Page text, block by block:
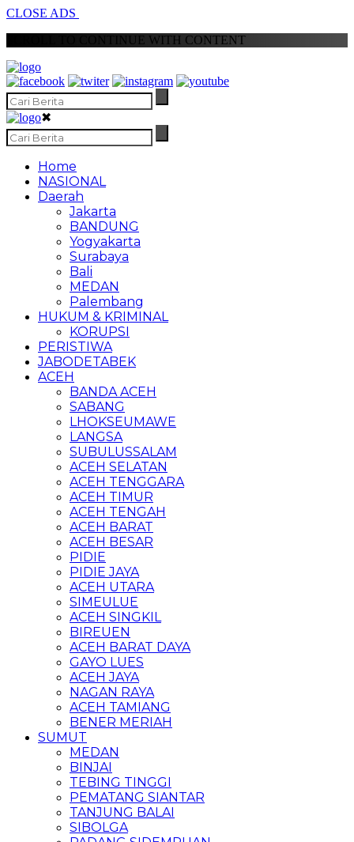
CLOSE ADS
SCROLL TO CONTINUE WITH CONTENT
✖
Home
NASIONAL
Daerah
Jakarta
BANDUNG
Yogyakarta
Surabaya
Bali
MEDAN
Palembang
HUKUM & KRIMINAL
KORUPSI
PERISTIWA
JABODETABEK
ACEH
BANDA ACEH
SABANG
LHOKSEUMAWE
LANGSA
SUBULUSSALAM
ACEH SELATAN
ACEH TENGGARA
ACEH TIMUR
ACEH TENGAH
ACEH BARAT
ACEH BESAR
PIDIE
PIDIE JAYA
ACEH UTARA
SIMEULUE
ACEH SINGKIL
BIREUEN
ACEH BARAT DAYA
GAYO LUES
ACEH JAYA
NAGAN RAYA
ACEH TAMIANG
BENER MERIAH
SUMUT
MEDAN
BINJAI
TEBING TINGGI
PEMATANG SIANTAR
TANJUNG BALAI
SIBOLGA